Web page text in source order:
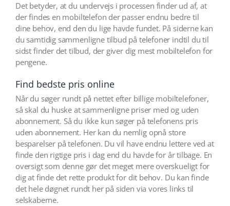
Det betyder, at du undervejs i processen finder ud af, at
der findes en mobiltelefon der passer endnu bedre til
dine behov, end den du lige havde fundet. På siderne kan
du samtidig sammenligne tilbud på telefoner indtil du til
sidst finder det tilbud, der giver dig mest mobiltelefon for
pengene.
Find bedste pris online
Når du søger rundt på nettet efter billige mobiltelefoner,
så skal du huske at sammenligne priser med og uden
abonnement. Så du ikke kun søger på telefonens pris
uden abonnement. Her kan du nemlig opnå store
besparelser på telefonen. Du vil have endnu lettere ved at
finde den rigtige pris i dag end du havde for år tilbage. En
oversigt som denne gør det meget mere overskueligt for
dig at finde det rette produkt for dit behov. Du kan finde
det hele døgnet rundt her på siden via vores links til
selskaberne.